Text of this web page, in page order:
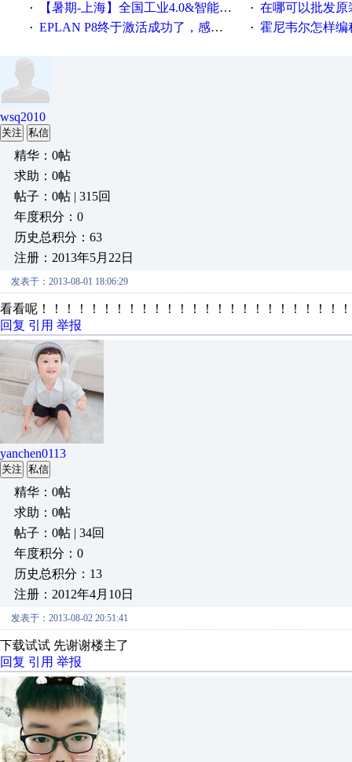
· 【暑期-上海】全国工业4.0&智能制造高级培训班通知！ · 在哪可以批发原装正品
· EPLAN P8终于激活成功了，感谢网上无私的高人！ · 霍尼韦尔怎样编
wsq2010
关注 私信
精华：0帖
求助：0帖
帖子：0帖 | 315回
年度积分：0
历史总积分：63
注册：2013年5月22日
发表于：2013-08-01 18:06:29
看看呢！！！！！！！！！！！！！！！！！！！！！！！！
回复 引用 举报
yanchen0113
关注 私信
精华：0帖
求助：0帖
帖子：0帖 | 34回
年度积分：0
历史总积分：13
注册：2012年4月10日
发表于：2013-08-02 20:51:41
下载试试 先谢谢楼主了
回复 引用 举报